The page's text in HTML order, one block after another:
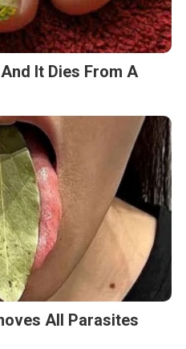
It Dies From A
All Parasites